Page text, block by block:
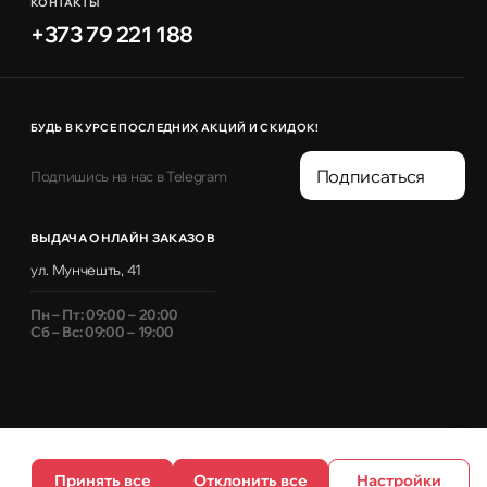
+373 79 221 188
БУДЬ В КУРСЕ ПОСЛЕДНИХ АКЦИЙ И СКИДОК!
Подпишись на нас в Telegram Подписаться
ВЫДАЧА ОНЛАЙН ЗАКАЗОВ
ул. Мунчешть, 41
Пн – Пт: 09:00 – 20:00
Сб – Вс: 09:00 – 19:00
Принять все Отклонить все Настройки